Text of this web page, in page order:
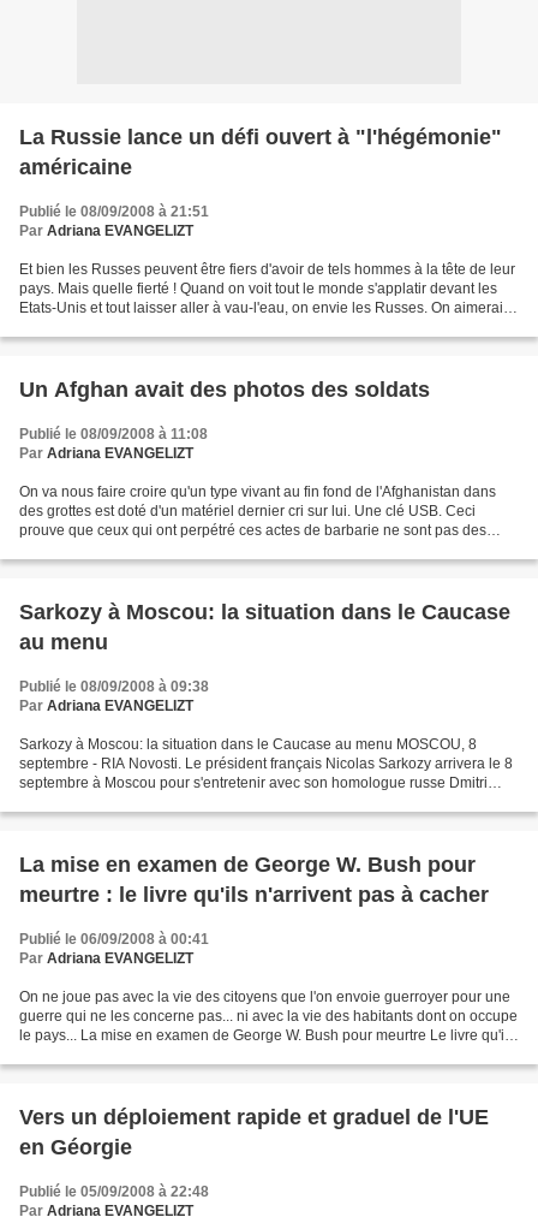
La Russie lance un défi ouvert à "l'hégémonie"
américaine
Publié le 08/09/2008 à 21:51
Par Adriana EVANGELIZT
Et bien les Russes peuvent être fiers d'avoir de tels hommes à la tête de leur
pays. Mais quelle fierté ! Quand on voit tout le monde s'applatir devant les
Etats-Unis et tout laisser aller à vau-l'eau, on envie les Russes. On aimerait
Un Afghan avait des photos des soldats
Publié le 08/09/2008 à 11:08
Par Adriana EVANGELIZT
On va nous faire croire qu'un type vivant au fin fond de l'Afghanistan dans
des grottes est doté d'un matériel dernier cri sur lui. Une clé USB. Ceci
prouve que ceux qui ont perpétré ces actes de barbarie ne sont pas des
Sarkozy à Moscou: la situation dans le Caucase
au menu
Publié le 08/09/2008 à 09:38
Par Adriana EVANGELIZT
Sarkozy à Moscou: la situation dans le Caucase au menu MOSCOU, 8
septembre - RIA Novosti. Le président français Nicolas Sarkozy arrivera le 8
septembre à Moscou pour s'entretenir avec son homologue russe Dmitri
La mise en examen de George W. Bush pour
meurtre : le livre qu'ils n'arrivent pas à cacher
Publié le 06/09/2008 à 00:41
Par Adriana EVANGELIZT
On ne joue pas avec la vie des citoyens que l'on envoie guerroyer pour une
guerre qui ne les concerne pas... ni avec la vie des habitants dont on occupe
le pays... La mise en examen de George W. Bush pour meurtre Le livre qu'ils
Vers un déploiement rapide et graduel de l'UE
en Géorgie
Publié le 05/09/2008 à 22:48
Par Adriana EVANGELIZT